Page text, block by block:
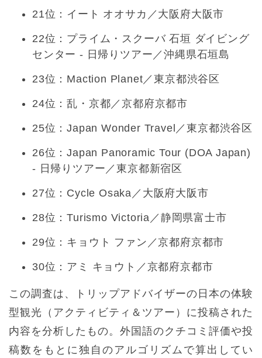
21位：イート オオサカ／大阪府大阪市
22位：プライム・スクーバ 石垣 ダイビング
センター - 日帰りツアー／沖縄県石垣島
23位：Maction Planet／東京都渋谷区
24位：乱・京都／京都府京都市
25位：Japan Wonder Travel／東京都渋谷区
26位：Japan Panoramic Tour (DOA Japan)
- 日帰りツアー／東京都新宿区
27位：Cycle Osaka／大阪府大阪市
28位：Turismo Victoria／静岡県富士市
29位：キョウト ファン／京都府京都市
30位：アミ キョウト／京都府京都市
この調査は、トリップアドバイザーの日本の体験
型観光（アクティビティ＆ツアー）に投稿された
内容を分析したもの。外国語のクチコミ評価や投
稿数をもとに独自のアルゴリズムで算出してい